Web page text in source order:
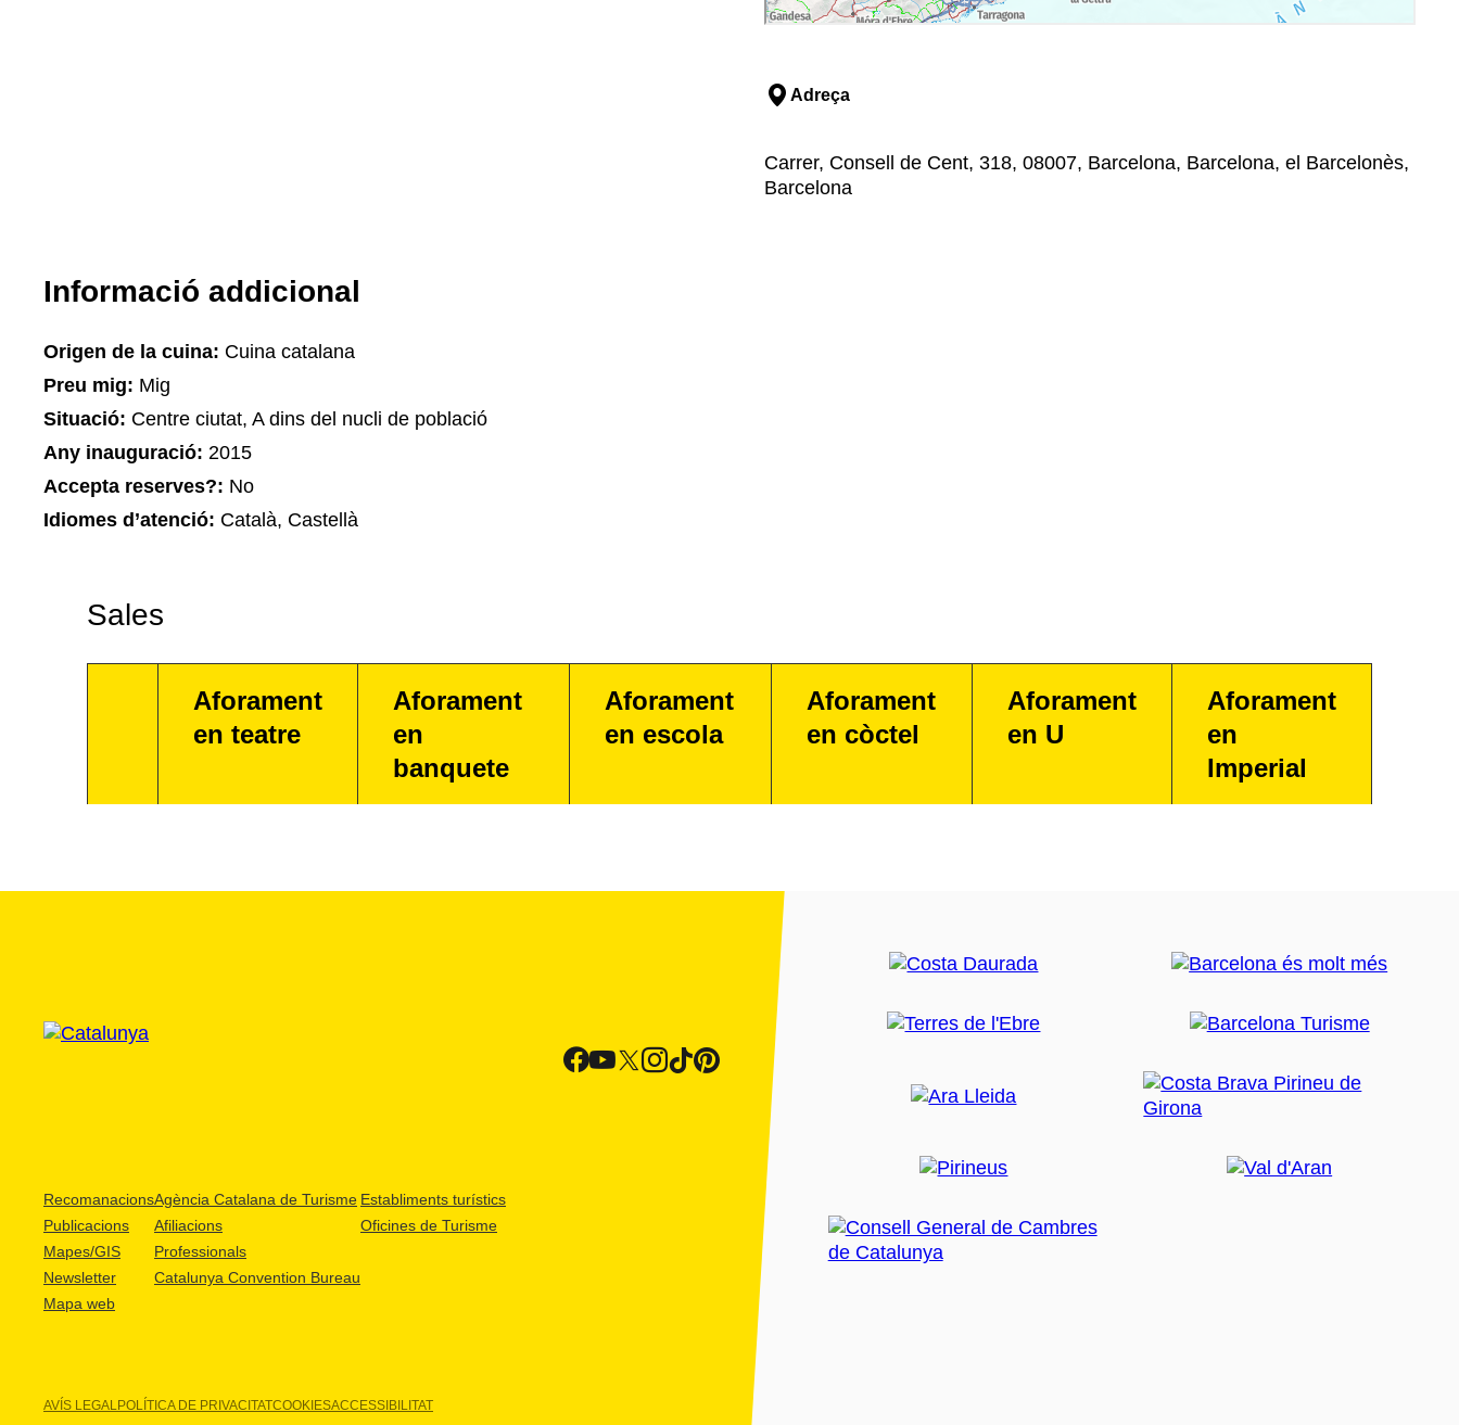
Adreça
Carrer, Consell de Cent, 318, 08007, Barcelona, Barcelona, el Barcelonès,
Barcelona
Informació addicional
Origen de la cuina: Cuina catalana
Preu mig: Mig
Situació: Centre ciutat, A dins del nucli de població
Any inauguració: 2015
Accepta reserves?: No
Idiomes d’atenció: Català, Castellà
Sales
Aforament
en teatre
Aforament
en
banquete
Aforament
en escola
Aforament
en còctel
Aforament
en U
Aforament
en
Imperial
Recomanacions
Publicacions
Mapes/GIS
Newsletter
Mapa web
Agència Catalana de Turisme
Afiliacions
Professionals
Catalunya Convention Bureau
Establiments turístics
Oficines de Turisme
AVÍS LEGALPOLÍTICA DE PRIVACITATCOOKIESACCESSIBILITAT